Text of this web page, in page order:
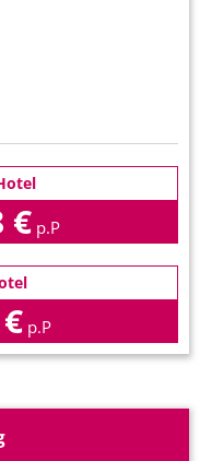
€ p.P
p.P